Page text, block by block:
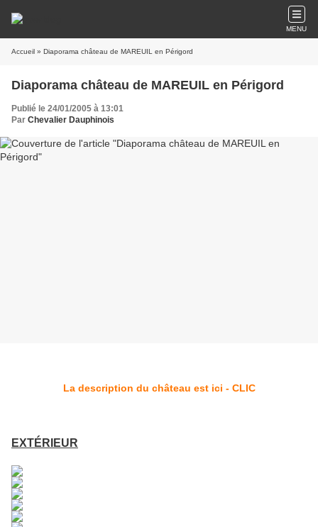
MENU
Accueil » Diaporama château de MAREUIL en Périgord
Diaporama château de MAREUIL en Périgord
Publié le 24/01/2005 à 13:01
Par Chevalier Dauphinois
La description du château est ici - CLIC
EXTÉRIEUR